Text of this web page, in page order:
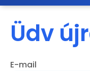
Üdv
E-mail